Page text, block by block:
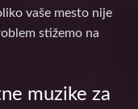
vaše mesto nije
stižemo na
muzike za